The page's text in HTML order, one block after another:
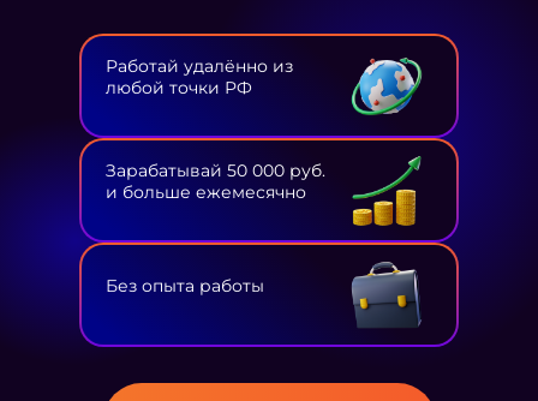
Работай удалённо из
любой точки РФ
Зарабатывай 50 000 руб.
и больше ежемесячно
Без опыта работы